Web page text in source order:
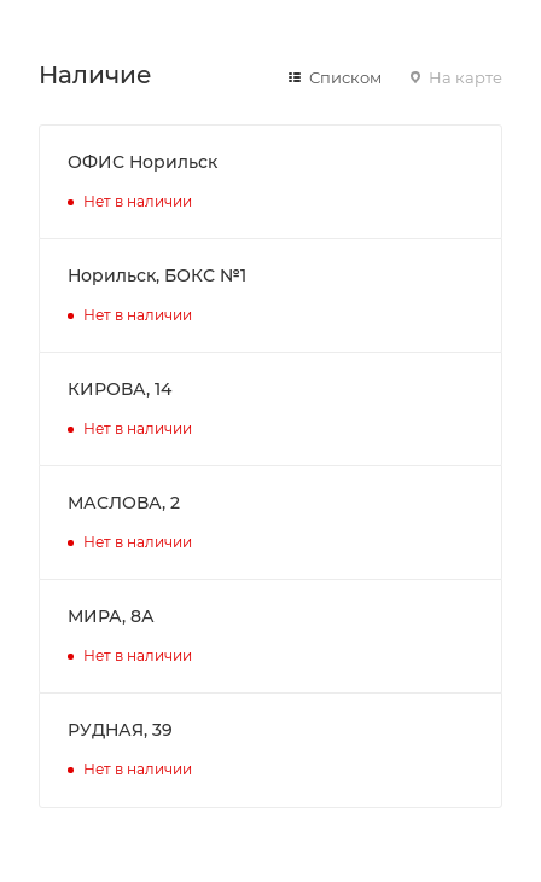
Наличие Списком На карте
ОФИС Норильск
Нет в наличии
Норильск, БОКС №1
Нет в наличии
КИРОВА, 14
Нет в наличии
МАСЛОВА, 2
Нет в наличии
МИРА, 8А
Нет в наличии
РУДНАЯ, 39
Нет в наличии